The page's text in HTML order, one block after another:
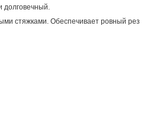
долговечный.
стяжками. Обеспечивает ровный рез